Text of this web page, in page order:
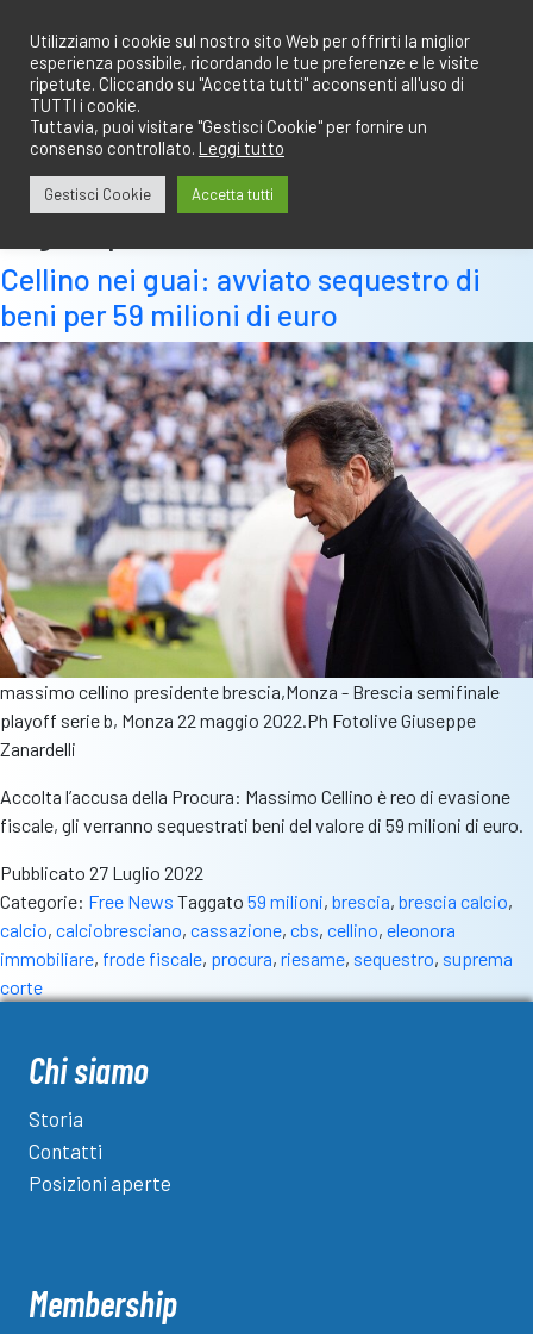
contenuto
Cellino nei guai: avviato sequestro di
beni per 59 milioni di euro
massimo cellino presidente brescia,Monza - Brescia semifinale
playoff serie b, Monza 22 maggio 2022.Ph Fotolive Giuseppe
Zanardelli
Accolta l’accusa della Procura: Massimo Cellino è reo di evasione
fiscale, gli verranno sequestrati beni del valore di 59 milioni di euro.
Pubblicato 27 Luglio 2022
Categorie: Free News Taggato 59 milioni, brescia, brescia calcio,
calcio, calciobresciano, cassazione, cbs, cellino, eleonora
immobiliare, frode fiscale, procura, riesame, sequestro, suprema
corte
Chi siamo
Storia
Contatti
Posizioni aperte
Membership
Utilizziamo i cookie sul nostro sito Web per offrirti la miglior
esperienza possibile, ricordando le tue preferenze e le visite
ripetute. Cliccando su "Accetta tutti" acconsenti all'uso di
TUTTI i cookie.
Tuttavia, puoi visitare "Gestisci Cookie" per fornire un
consenso controllato. Leggi tutto
Gestisci Cookie Accetta tutti